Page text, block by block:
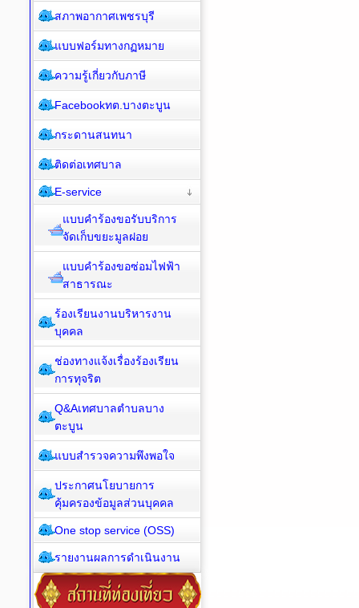
สภาพอากาศเพชรบุรี
แบบฟอร์มทางกฏหมาย
ความรู้เกี่ยวกับภาษี
Facebookทต.บางตะบูน
กระดานสนทนา
ติดต่อเทศบาล
E-service
แบบคำร้องขอรับบริการ
จัดเก็บขยะมูลฝอย
แบบคำร้องขอซ่อมไฟฟ้า
สาธารณะ
ร้องเรียนงานบริหารงาน
บุคคล
ช่องทางแจ้งเรื่องร้องเรียน
การทุจริต
Q&Aเทศบาลตำบลบาง
ตะบูน
แบบสำรวจความพึงพอใจ
ประกาศนโยบายการ
คุ้มครองข้อมูลส่วนบุคคล
One stop service (OSS)
รายงานผลการดำเนินงาน